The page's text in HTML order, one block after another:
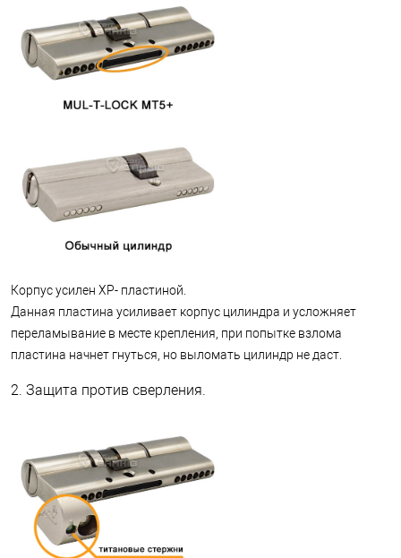
Корпус усилен XP- пластиной.
Данная пластина усиливает корпус цилиндра и усложняет
переламывание в месте крепления, при попытке взлома
пластина начнет гнуться, но выломать цилиндр не даст.
2. Защита против сверления.